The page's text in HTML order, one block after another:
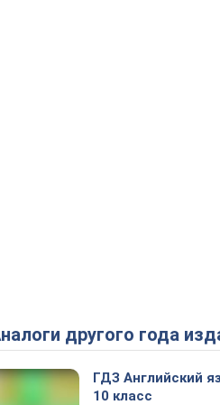
Аналоги другого года
ГДЗ Английский
10 класс